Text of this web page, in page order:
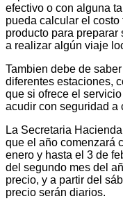
efectivo o con alguna
pueda calcular el
producto para
a realizar algún viaje
Tambien debe de
diferentes estaciones,
que si ofrece el
acudir con seguridad a
La Secretaria
que el año comenzará
enero y hasta el 3 de
del segundo mes del
precio, y a partir del
precio serán diarios.